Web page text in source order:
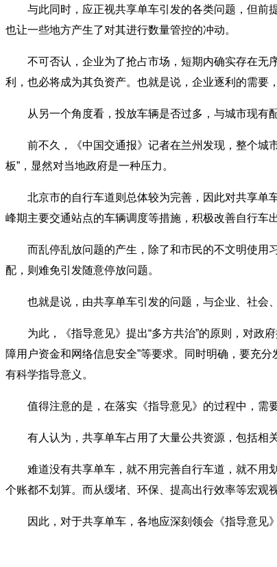
与此同时，应正视共享单车引发的各类问题，但前提
也让一些地方产生了对其进行数量管控的冲动。
不可否认，企业为了抢占市场，短期内确实存在无序
利，也必将成为其负资产。也就是说，企业逐利的需要
从另一个角度看，投放车辆是否过多，与城市现有配
前不久，《中国交通报》记者在兰州发现，整个城市
板”，显然对当地政府是一种压力。
北京市的自行车道则总体较为完善，因此对共享单车
峰期主要交通站点的车辆调度等措施，积极改善自行车
而乱停乱放问题的产生，除了和市民的不文明使用习
配，则难免引发随意停放问题。
也就是说，由共享单车引发的问题，与企业、社会、
为此，《指导意见》提出“多方共治”的原则，对政府
障用户资金和网络信息安全”等要求。同时明确，要充
有科学指导意义。
值得注意的是，在落实《指导意见》的过程中，需要
有人认为，共享单车占用了大量公共资源，包括相关
难道没有共享单车，就不用完善自行车道，就不用划
个账都不划算。而从缓堵、环保、提高出行效率等宏观
因此，对于共享单车，各地应深刻领会《指导意见》